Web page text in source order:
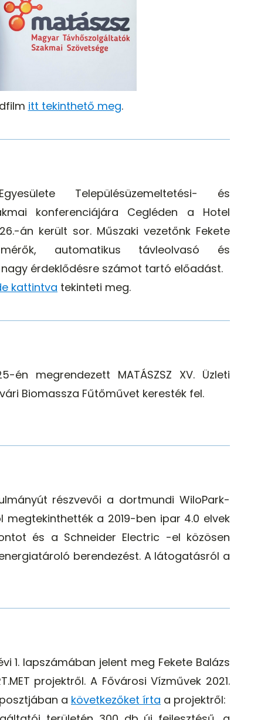
itt tekinthető meg.
Településüzemeltetési- és
konferenciájára Cegléden a Hotel
án került sor. Műszaki vezetőnk Fekete
automatikus távleolvasó és
érdeklődésre számot tartó előadást.
kattintva tekinteti meg.
megrendezett MATÁSZSZ XV. Üzleti
Biomassza Fűtőművet keresték fel.
részvevői a dortmundi WiloPark-
a 2019-ben ipar 4.0 elvek
és a Schneider Electric -el közösen
berendezést. A látogatásról a
1. lapszámában jelent meg Fekete Balázs
projektről. A Fővárosi Vízművek 2021.
a következőket írta a projektről: